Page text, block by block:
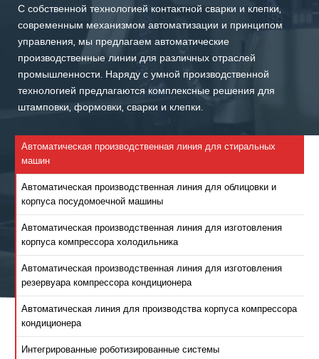
С собственной технологией контактной сварки и клепки,
современным механизмом автоматизации и принципом
управления, мы предлагаем автоматические
производственные линии для различных отраслей
промышленности. Наряду с умной производственной
технологией предлагаются комплексные решения для
штамповки, формовки, сварки и клепки.
Автоматическая производственная линия для стиральных
машин
Автоматическая производственная линия для облицовки и
корпуса посудомоечной машины
Автоматическая производственная линия для изготовления
корпуса компрессора холодильника
Автоматическая производственная линия для изготовления
резервуара компрессора кондиционера
Автоматическая линия для производства корпуса компрессора
кондиционера
Интегрированные роботизированные системы